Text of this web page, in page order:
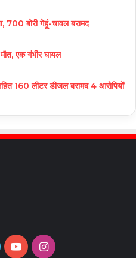
700 बोरी गेहूं-चावल बरामद
एक गंभीर घायल
160 लीटर डीजल बरामद 4 आरोपियों
YouTubeInstagram